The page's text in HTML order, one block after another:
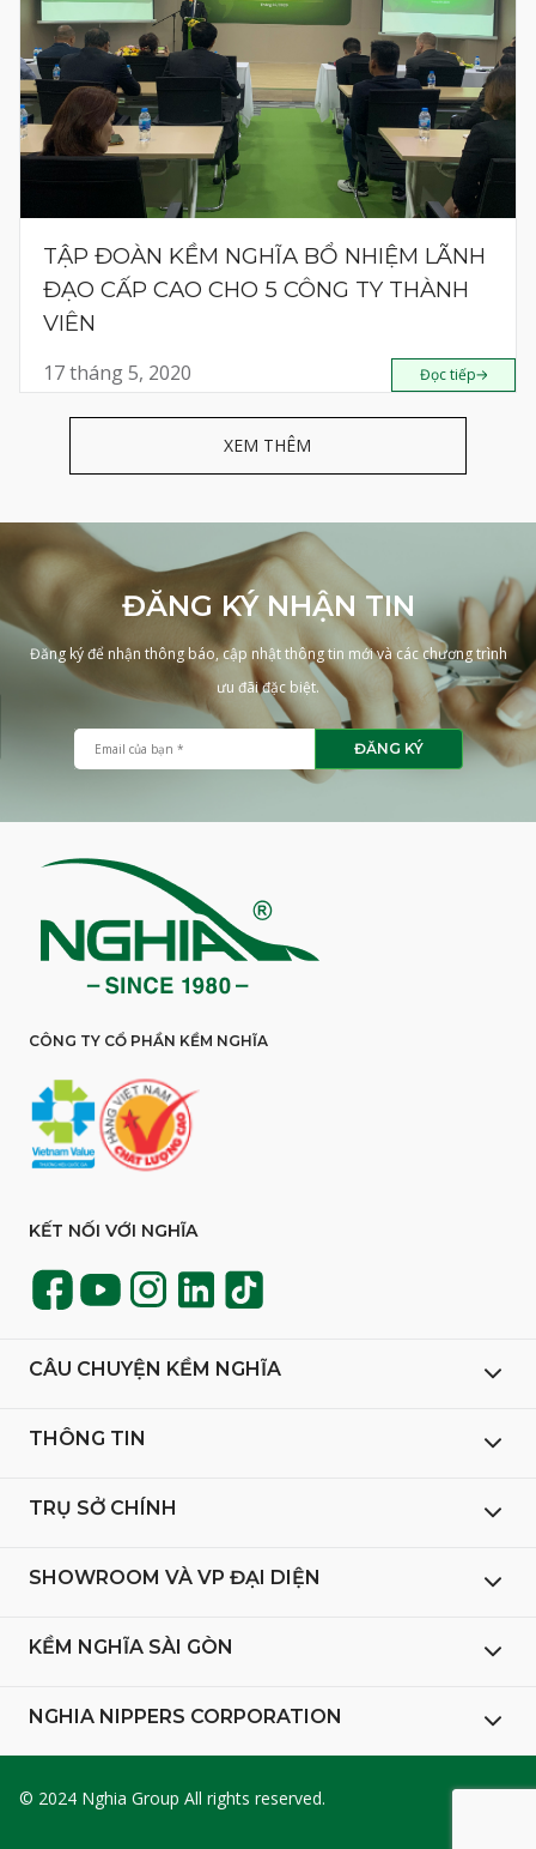
TẬP ĐOÀN KỀM NGHĨA BỔ NHIỆM LÃNH
ĐẠO CẤP CAO CHO 5 CÔNG TY THÀNH
VIÊN
17 tháng 5, 2020 Đọc tiếp
XEM THÊM
ĐĂNG KÝ NHẬN TIN
Đăng ký để nhận thông báo, cập nhật thông tin mới và các chương trình
ưu đãi đặc biệt.
ĐĂNG KÝ
CÔNG TY CỔ PHẦN KỀM NGHĨA
KẾT NỐI VỚI NGHĨA
CÂU CHUYỆN KỀM NGHĨA
THÔNG TIN
TRỤ SỞ CHÍNH
SHOWROOM VÀ VP ĐẠI DIỆN
KỀM NGHĨA SÀI GÒN
NGHIA NIPPERS CORPORATION
© 2024 Nghia Group All rights reserved.